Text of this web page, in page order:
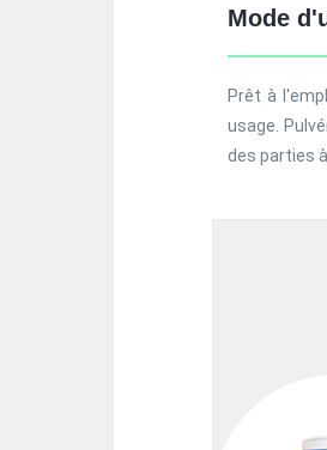
Mode
Prêt à
usage.
des parties